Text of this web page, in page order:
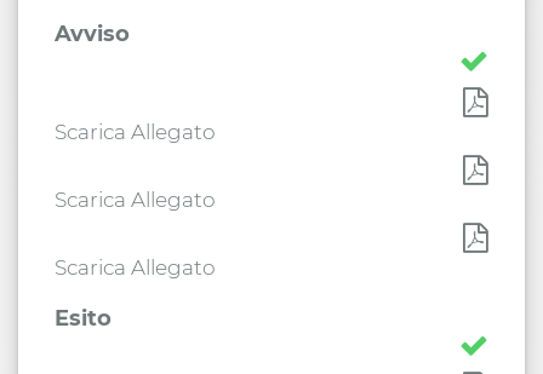
Avviso
Scarica Allegato
Scarica Allegato
Scarica Allegato
Esito